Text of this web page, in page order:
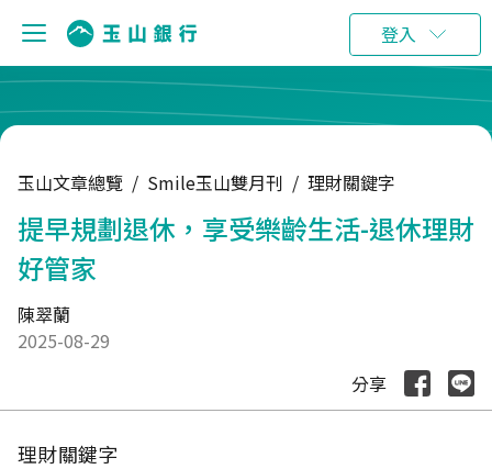
登入
玉山文章總覽 / Smile玉山雙月刊 / 理財關鍵字
提早規劃退休，享受樂齡生活-退休理財
好管家
陳翠蘭
2025-08-29
分享
理財關鍵字